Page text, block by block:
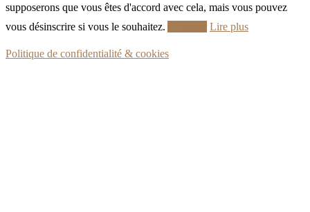
supposerons que vous êtes d'accord avec cela, mais vous pouvez
vous désinscrire si vous le souhaitez.
Lire plus
Politique de confidentialité & cookies